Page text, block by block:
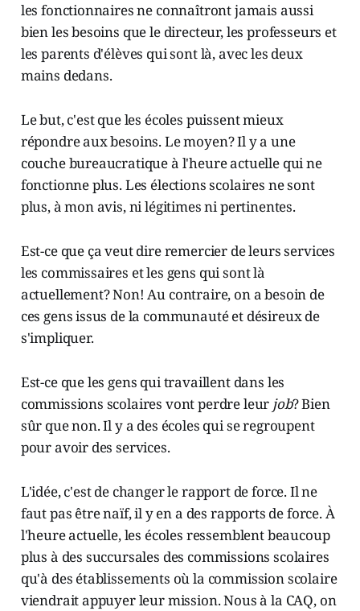
les fonctionnaires ne connaîtront jamais aussi
bien les besoins que le directeur, les professeurs et
les parents d'élèves qui sont là, avec les deux
mains dedans.
Le but, c'est que les écoles puissent mieux
répondre aux besoins. Le moyen? Il y a une
couche bureaucratique à l'heure actuelle qui ne
fonctionne plus. Les élections scolaires ne sont
plus, à mon avis, ni légitimes ni pertinentes.
Est-ce que ça veut dire remercier de leurs services
les commissaires et les gens qui sont là
actuellement? Non! Au contraire, on a besoin de
ces gens issus de la communauté et désireux de
s'impliquer.
Est-ce que les gens qui travaillent dans les
commissions scolaires vont perdre leur job? Bien
sûr que non. Il y a des écoles qui se regroupent
pour avoir des services.
L'idée, c'est de changer le rapport de force. Il ne
faut pas être naïf, il y en a des rapports de force. À
l'heure actuelle, les écoles ressemblent beaucoup
plus à des succursales des commissions scolaires
qu'à des établissements où la commission scolaire
viendrait appuyer leur mission. Nous à la CAQ, on